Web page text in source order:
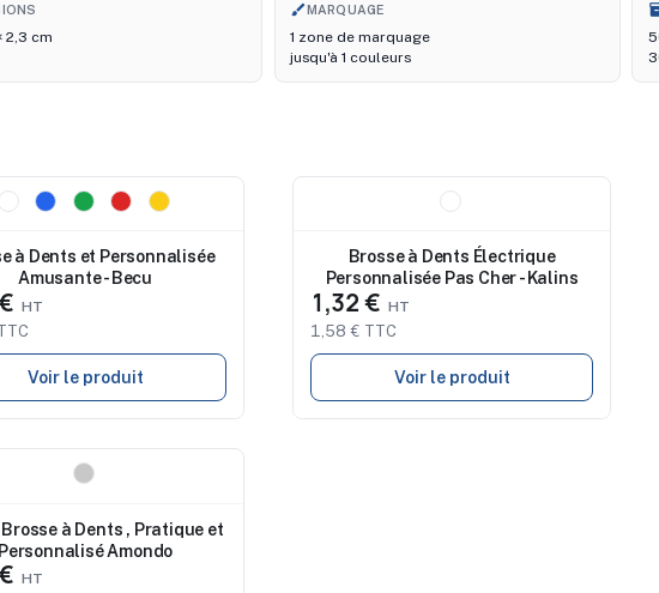
2,3 cm
brushMARQUAGE
1 zone de marquage
jusqu'à 1 couleurs
à Dents et Personnalisée
Amusante - Becu
Voir le produit
Brosse à Dents Électrique
Personnalisée Pas Cher - Kalins
1,32 €
1,58 € TTC
Voir le produit
à Dents , Pratique et
Personnalisé Amondo